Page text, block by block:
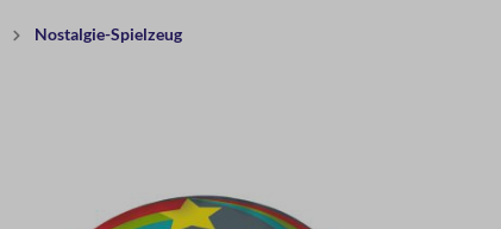
Nostalgie-Spielzeug